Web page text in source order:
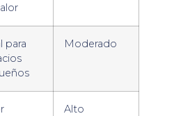
para
Moderado
Alto